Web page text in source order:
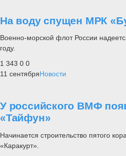
На воду спущен МРК
Военно-морской флот России
году.
1 343 0 0
11 сентябряНовости
У российского ВМФ
«Тайфун»
Начинается строительство пятого
«Каракурт».